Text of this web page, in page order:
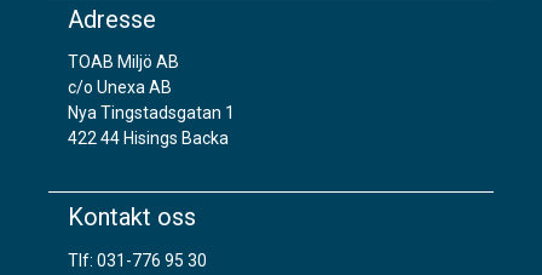
Adresse
TOAB Miljö AB
c/o Unexa AB
Nya Tingstadsgatan 1
422 44 Hisings Backa
Kontakt oss
Tlf: 031-776 95 30